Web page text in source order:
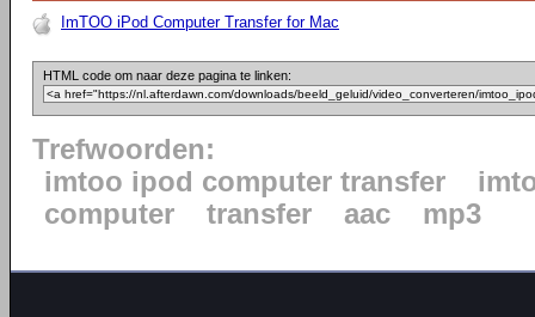
ImTOO iPod Computer Transfer for Mac
HTML code om naar deze pagina te linken:
Trefwoorden:
imtoo ipod computer transfer
computer
transfer aac mp3